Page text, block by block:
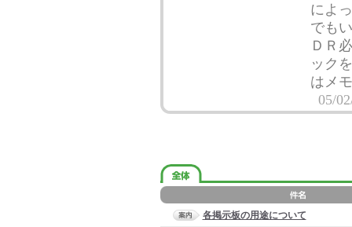
によ
でも
ＤＲ
ック
はメ
05/
各掲示板の用途について